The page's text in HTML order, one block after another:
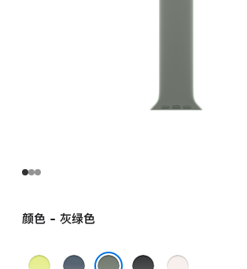
颜色 - 灰绿色
霓
铁
黑
淡